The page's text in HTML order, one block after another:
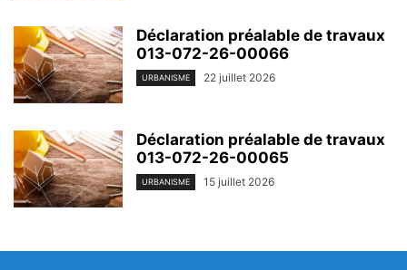
Déclaration préalable de travaux
013-072-26-00066
URBANISME 22 juillet 2026
Déclaration préalable de travaux
013-072-26-00065
URBANISME 15 juillet 2026